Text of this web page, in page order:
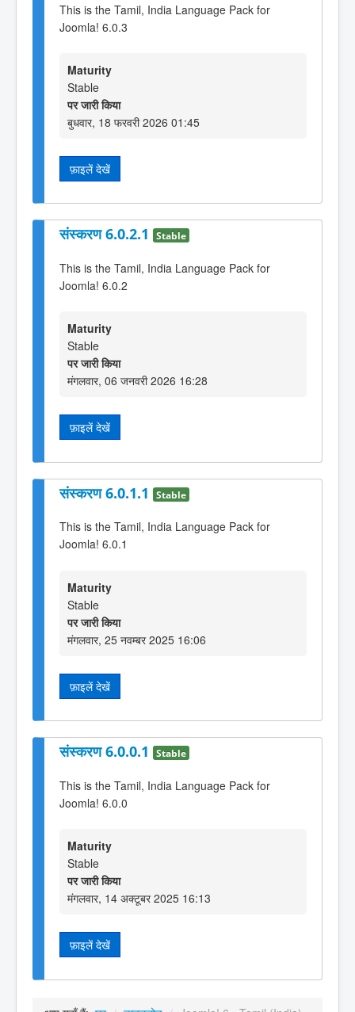
This is the Tamil, India Language Pack for
Joomla! 6.0.3
Maturity
Stable
पर जारी किया
बुधवार, 18 फरवरी 2026 01:45
फ़ाइलें देखें
संस्करण 6.0.2.1 Stable
This is the Tamil, India Language Pack for
Joomla! 6.0.2
Maturity
Stable
पर जारी किया
मंगलवार, 06 जनवरी 2026 16:28
फ़ाइलें देखें
संस्करण 6.0.1.1 Stable
This is the Tamil, India Language Pack for
Joomla! 6.0.1
Maturity
Stable
पर जारी किया
मंगलवार, 25 नवम्बर 2025 16:06
फ़ाइलें देखें
संस्करण 6.0.0.1 Stable
This is the Tamil, India Language Pack for
Joomla! 6.0.0
Maturity
Stable
पर जारी किया
मंगलवार, 14 अक्टूबर 2025 16:13
फ़ाइलें देखें